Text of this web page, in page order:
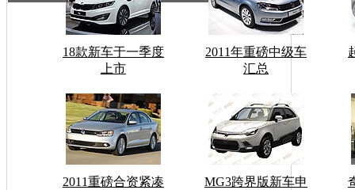
18款新车于一季度
上市
2011年重磅中级车
汇总
2011重磅合资紧凑
MG3跨界版新车申